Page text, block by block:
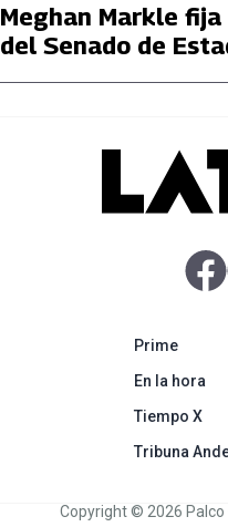
Meghan Markle
del Senado de
Primeabre
En la hora
Tiempo X
Tribuna
Copyright © 2026